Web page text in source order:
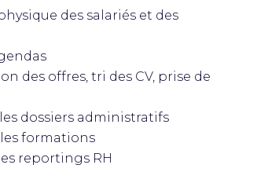
des salariés et des
des offres, tri des CV, prise de
dossiers administratifs
les formations
reportings RH